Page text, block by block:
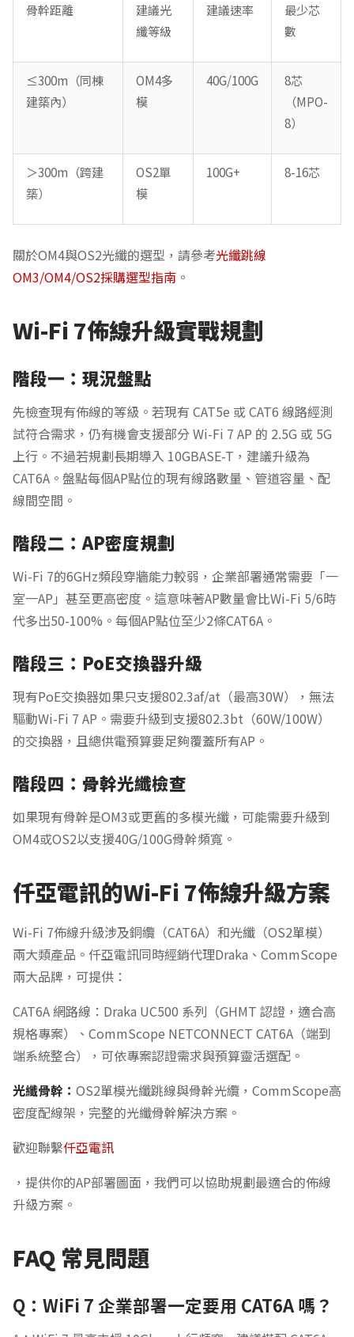
骨幹距離
建議光
纖等級
建議速率
最少芯
數
≤300m（同棟
建築內）
OM4多
模
40G/100G
8芯
（MPO-
8）
＞300m（跨建
築）
OS2單
模
100G+ 8-16芯
關於OM4與OS2光纖的選型，請參考光纖跳線
OM3/OM4/OS2採購選型指南 。
Wi-Fi 7佈線升級實戰規劃
階段一：現況盤點
先檢查現有佈線的等級。若現有 CAT5e 或 CAT6 線路經測
試符合需求，仍有機會支援部分 Wi-Fi 7 AP 的 2.5G 或 5G
上行。不過若規劃長期導入 10GBASE-T，建議升級為
CAT6A。盤點每個AP點位的現有線路數量、管道容量、配
線間空間。
階段二：AP密度規劃
Wi-Fi 7的6GHz頻段穿牆能力較弱，企業部署通常需要「一
室一AP」甚至更高密度。這意味著AP數量會比Wi-Fi 5/6時
代多出50-100%。每個AP點位至少2條CAT6A。
階段三：PoE交換器升級
現有PoE交換器如果只支援802.3af/at（最高30W），無法
驅動Wi-Fi 7 AP。需要升級到支援802.3bt（60W/100W）
的交換器，且總供電預算要足夠覆蓋所有AP。
階段四：骨幹光纖檢查
如果現有骨幹是OM3或更舊的多模光纖，可能需要升級到
OM4或OS2以支援40G/100G骨幹頻寬。
仟亞電訊的Wi-Fi 7佈線升級方案
Wi-Fi 7佈線升級涉及銅纜（CAT6A）和光纖（OS2單模）
兩大類產品。仟亞電訊同時經銷代理Draka、CommScope
兩大品牌，可提供：
CAT6A 網路線：Draka UC500 系列（GHMT 認證，適合高
規格專案）、CommScope NETCONNECT CAT6A（端到
端系統整合），可依專案認證需求與預算靈活選配。
光纖骨幹： OS2單模光纖跳線與骨幹光纜，CommScope高
密度配線架，完整的光纖骨幹解決方案。
歡迎聯繫仟亞電訊
，提供你的AP部署圖面，我們可以協助規劃最適合的佈線
升級方案。
FAQ 常見問題
Q：WiFi 7 企業部署一定要用 CAT6A 嗎？